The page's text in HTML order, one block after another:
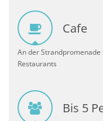
Cafe
An der Strandpromenade
Restaurants
Bis 5